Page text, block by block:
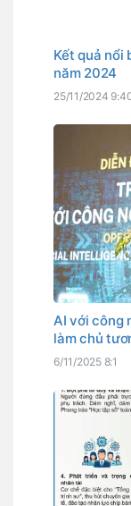
Kết quả nổi
năm 2024
25/11/2024
AI với công
làm chủ
6/11/2025 8:1